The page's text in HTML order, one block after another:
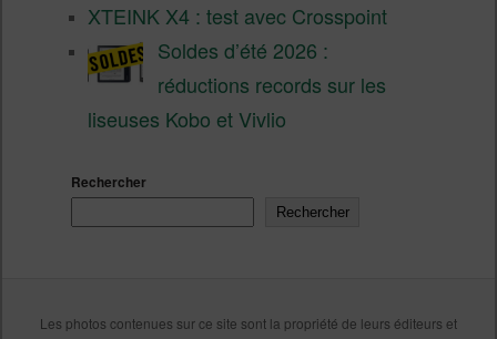
XTEINK X4 : test avec Crosspoint
Soldes d’été 2026 :
réductions records sur les
liseuses Kobo et Vivlio
Rechercher
Rechercher
Les photos contenues sur ce site sont la propriété de leurs éditeurs et